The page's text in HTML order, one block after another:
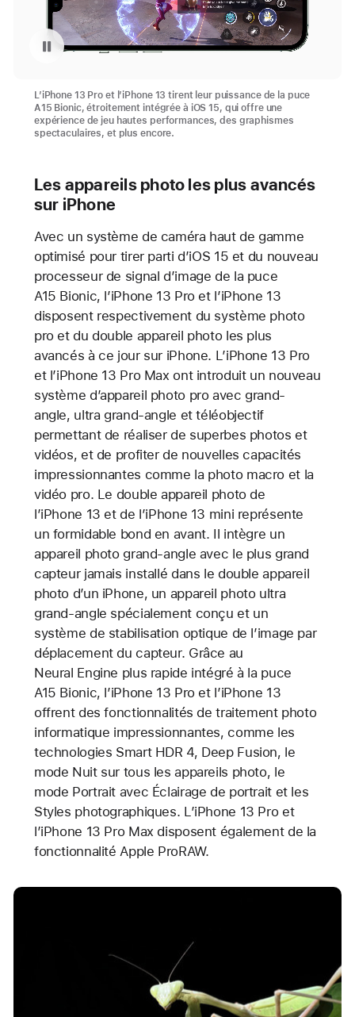
Mettre en pause la lecture de la vidéo : La puce A15 Bionic sur l’iPhone 13 Pro
L’iPhone 13 Pro et l’iPhone 13 tirent leur puissance de la puce
A15 Bionic, étroitement intégrée à iOS 15, qui offre une
expérience de jeu hautes performances, des graphismes
spectaculaires, et plus encore.
Les appareils photo les plus avancés
sur iPhone
Avec un système de caméra haut de gamme
optimisé pour tirer parti d’iOS 15 et du nouveau
processeur de signal d’image de la puce
A15 Bionic, l’iPhone 13 Pro et l’iPhone 13
disposent respectivement du système photo
pro et du double appareil photo les plus
avancés à ce jour sur iPhone. L’iPhone 13 Pro
et l’iPhone 13 Pro Max ont introduit un nouveau
système d’appareil photo pro avec grand-
angle, ultra grand-angle et téléobjectif
permettant de réaliser de superbes photos et
vidéos, et de profiter de nouvelles capacités
impressionnantes comme la photo macro et la
vidéo pro. Le double appareil photo de
l’iPhone 13 et de l’iPhone 13 mini représente
un formidable bond en avant. Il intègre un
appareil photo grand-angle avec le plus grand
capteur jamais installé dans le double appareil
photo d’un iPhone, un appareil photo ultra
grand-angle spécialement conçu et un
système de stabilisation optique de l’image par
déplacement du capteur. Grâce au
Neural Engine plus rapide intégré à la puce
A15 Bionic, l’iPhone 13 Pro et l’iPhone 13
offrent des fonctionnalités de traitement photo
informatique impressionnantes, comme les
technologies Smart HDR 4, Deep Fusion, le
mode Nuit sur tous les appareils photo, le
mode Portrait avec Éclairage de portrait et les
Styles photographiques. L’iPhone 13 Pro et
l’iPhone 13 Pro Max disposent également de la
fonctionnalité Apple ProRAW.